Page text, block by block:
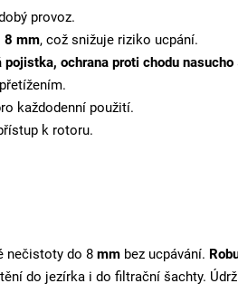
provoz.
8 mm, což snižuje riziko ucpání.
ochrana proti chodu nasucho
každodenní použití.
k rotoru.
nečistoty do 8 mm bez ucpávání.
do jezírka i do filtrační šachty.